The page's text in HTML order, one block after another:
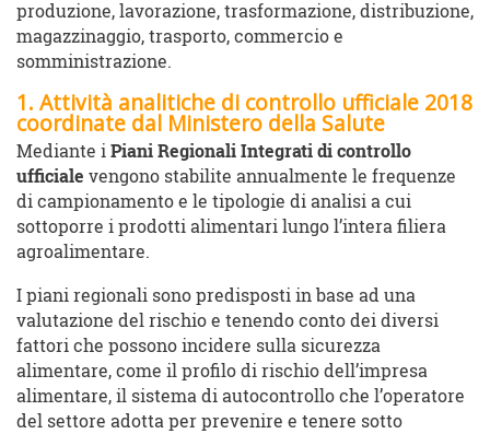
produzione, lavorazione, trasformazione, distribuzione,
magazzinaggio, trasporto, commercio e
somministrazione.
1. Attività analitiche di controllo ufficiale 2018
coordinate dal Ministero della Salute
Mediante i Piani Regionali Integrati di controllo
ufficiale vengono stabilite annualmente le frequenze
di campionamento e le tipologie di analisi a cui
sottoporre i prodotti alimentari lungo l’intera filiera
agroalimentare.
I piani regionali sono predisposti in base ad una
valutazione del rischio e tenendo conto dei diversi
fattori che possono incidere sulla sicurezza
alimentare, come il profilo di rischio dell’impresa
alimentare, il sistema di autocontrollo che l’operatore
del settore adotta per prevenire e tenere sotto